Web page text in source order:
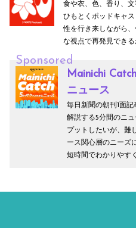
食や衣、色、香り、
ひもとくポッドキャ
性を行き来しながら
な視点で再発見できる
Sponsored
Mainichi
ニュース
毎日新聞の朝刊1面
解説する5分間のニ
プットしたいが、難
ース関心層のニーズ
短時間でわかりやす